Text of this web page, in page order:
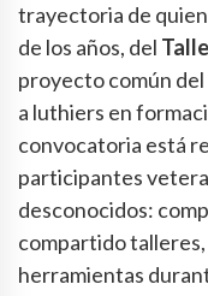
trayectoria de
de los años, del
proyecto común
a luthiers en
convocatoria está
participantes
desconocidos:
compartido
herramientas